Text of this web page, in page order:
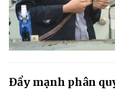
Đẩy mạnh phân